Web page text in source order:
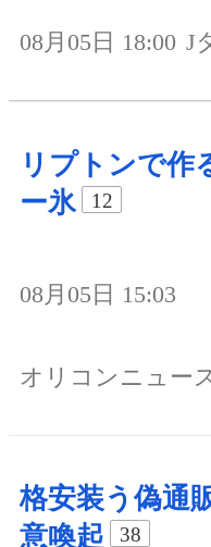
08月05日 18:00 J
リプトンで作
ー氷
12
08月05日 15:03
オリコンニュー
格安装う偽通
意喚起
38